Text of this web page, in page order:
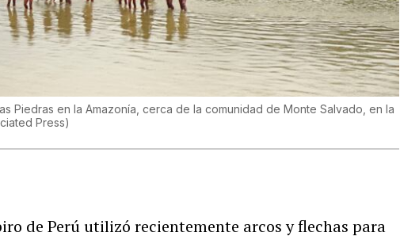
Piedras en la Amazonía, cerca de la comunidad de Monte Salvado, en la
Press)
de Perú utilizó recientemente arcos y flechas para